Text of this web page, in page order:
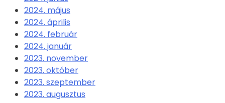
2024. május
2024. április
2024. február
2024. január
2023. november
2023. október
2023. szeptember
2023. augusztus